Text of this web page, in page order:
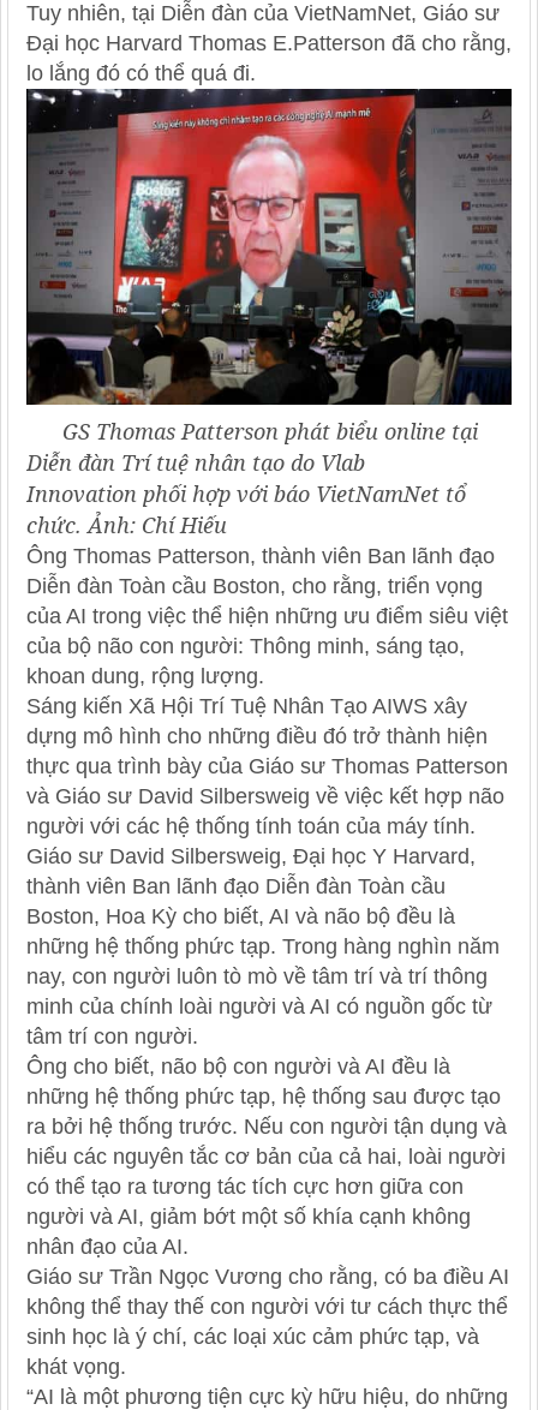
Tuy nhiên, tại Diễn đàn của VietNamNet, Giáo sư
Đại học Harvard Thomas E.Patterson đã cho rằng,
lo lắng đó có thể quá đi.
GS Thomas Patterson phát biểu online tại
Diễn đàn Trí tuệ nhân tạo do Vlab
Innovation phối hợp với báo VietNamNet tổ
chức. Ảnh: Chí Hiếu
Ông Thomas Patterson, thành viên Ban lãnh đạo
Diễn đàn Toàn cầu Boston, cho rằng, triển vọng
của AI trong việc thể hiện những ưu điểm siêu việt
của bộ não con người: Thông minh, sáng tạo,
khoan dung, rộng lượng.
Sáng kiến Xã Hội Trí Tuệ Nhân Tạo AIWS xây
dựng mô hình cho những điều đó trở thành hiện
thực qua trình bày của Giáo sư Thomas Patterson
và Giáo sư David Silbersweig về việc kết hợp não
người với các hệ thống tính toán của máy tính.
Giáo sư David Silbersweig, Đại học Y Harvard,
thành viên Ban lãnh đạo Diễn đàn Toàn cầu
Boston, Hoa Kỳ cho biết, AI và não bộ đều là
những hệ thống phức tạp. Trong hàng nghìn năm
nay, con người luôn tò mò về tâm trí và trí thông
minh của chính loài người và AI có nguồn gốc từ
tâm trí con người.
Ông cho biết, não bộ con người và AI đều là
những hệ thống phức tạp, hệ thống sau được tạo
ra bởi hệ thống trước. Nếu con người tận dụng và
hiểu các nguyên tắc cơ bản của cả hai, loài người
có thể tạo ra tương tác tích cực hơn giữa con
người và AI, giảm bớt một số khía cạnh không
nhân đạo của AI.
Giáo sư Trần Ngọc Vương cho rằng, có ba điều AI
không thể thay thế con người với tư cách thực thể
sinh học là ý chí, các loại xúc cảm phức tạp, và
khát vọng.
“AI là một phương tiện cực kỳ hữu hiệu, do những